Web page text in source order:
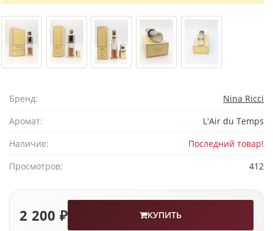
Бренд:
Nina Ricci
Аромат:
L'Air du Temps
Наличие:
Последний товар!
Просмотров:
412
2 200 ₽ КУПИТЬ